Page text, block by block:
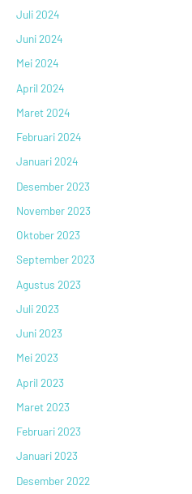
Juli 2024
Juni 2024
Mei 2024
April 2024
Maret 2024
Februari 2024
Januari 2024
Desember 2023
November 2023
Oktober 2023
September 2023
Agustus 2023
Juli 2023
Juni 2023
Mei 2023
April 2023
Maret 2023
Februari 2023
Januari 2023
Desember 2022